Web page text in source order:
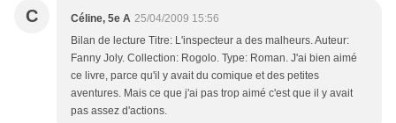
C Céline, 5e A 25/04/2009 15:56
Bilan de lecture Titre: L'inspecteur a des malheurs. Auteur:
Fanny Joly. Collection: Rogolo. Type: Roman. J'ai bien aimé
ce livre, parce qu'il y avait du comique et des petites
aventures. Mais ce que j'ai pas trop aimé c'est que il y avait
pas assez d'actions.